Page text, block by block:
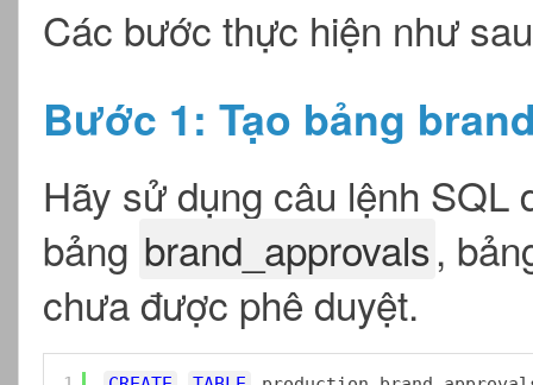
Các bước thực hiện như
Bước 1: Tạo bảng
Hãy sử dụng câu lệnh SQL
bảng brand_approvals,
chưa được phê duyệt.